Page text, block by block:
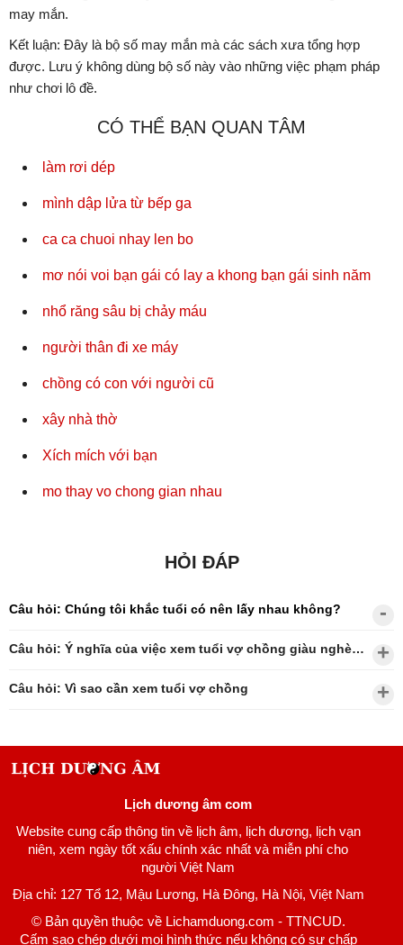
may mắn.
Kết luận: Đây là bộ số may mắn mà các sách xưa tổng hợp
được. Lưu ý không dùng bộ số này vào những việc phạm pháp
như chơi lô đề.
CÓ THỂ BẠN QUAN TÂM
làm rơi dép
mình dập lửa từ bếp ga
ca ca chuoi nhay len bo
mơ nói voi bạn gái có lay a khong bạn gái sinh năm
nhổ răng sâu bị chảy máu
người thân đi xe máy
chồng có con với người cũ
xây nhà thờ
Xích mích với bạn
mo thay vo chong gian nhau
HỎI ĐÁP
Câu hỏi: Chúng tôi khắc tuổi có nên lấy nhau không?
Câu hỏi: Ý nghĩa của việc xem tuổi vợ chồng giàu nghèo?
Câu hỏi: Vì sao cần xem tuổi vợ chồng
Lịch dương âm com
Website cung cấp thông tin về lịch âm, lịch dương, lịch vạn
niên, xem ngày tốt xấu chính xác nhất và miễn phí cho
người Việt Nam
Địa chỉ: 127 Tổ 12, Mậu Lương, Hà Đông, Hà Nội, Việt Nam
© Bản quyền thuộc về Lichamduong.com - TTNCUD.
Cấm sao chép dưới mọi hình thức nếu không có sự chấp